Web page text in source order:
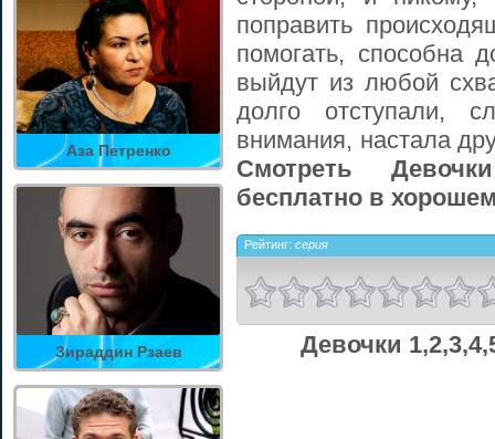
Аза Петренко
Зираддин Рзаев
поправить
помогать, способна
выйдут из любой
долго отступали,
внимания, настала
Смотреть
бесплатно в
Рейтинг: серия
Девочки